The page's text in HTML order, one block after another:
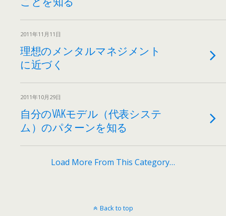
2011年11月11日
理想のメンタルマネジメント
に近づく
2011年10月29日
自分のVAKモデル（代表システ
ム）のパターンを知る
Load More From This Category…
Back to top